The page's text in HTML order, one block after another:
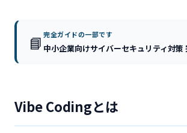
📘 完全ガイドの一部です
中小企業向けサイバーセキュリティ対策
Vibe Codingとは